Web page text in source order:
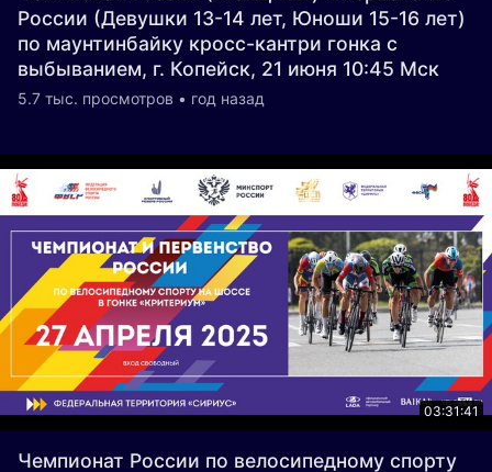
России (Девушки 13-14 лет, Юноши 15-16 лет)
по маунтинбайку кросс-кантри гонка с
выбыванием, г. Копейск, 21 июня 10:45 Мск
5.7 тыс. просмотров • год назад
03:31:41
Чемпионат России по велосипедному спорту